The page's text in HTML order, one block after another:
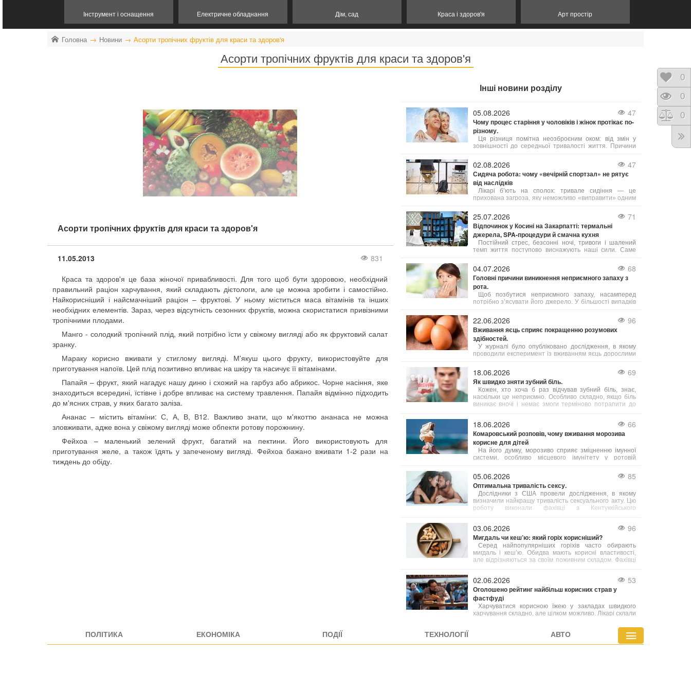
Інструмент і оснащення Електричне обладнання Дім, сад Краса і здоров'я Арт простір
Головна Новини Асорти тропічних фруктів для краси та здоров'я
Асорти тропічних фруктів для краси та здоров'я
Асорти тропічних фруктів для краси та здоров'я
11.05.2013
831
Краса та здоров'я це база жіночої привабливості. Для того щоб бути здоровою, необхідний
правильний раціон харчування, який складають дієтологи, але це можна зробити і самостійно.
Найкорисніший і найсмачніший раціон – фруктові. У ньому міститься маса вітамінів та інших
необхідних елементів. Зараз, через відсутність сезонних фруктів, можна скористатися привізними
тропічними плодами.
Манго - солодкий тропічний плід, який потрібно їсти у свіжому вигляді або як фруктовий салат
зранку.
Мараку корисно вживати у стиглому вигляді. М'якуш цього фрукту, використовуйте для
приготування напоїв. Цей плід позитивно впливає на шкіру та насичує її вітамінами.
Папайя – фрукт, який нагадує нашу диню і схожий на гарбуз або абрикос. Чорне насіння, яке
знаходиться всередині, їстівне і добре впливає на систему травлення. Папайя відмінно підходить
до м'ясних страв, у яких багато заліза.
Ананас – містить вітаміни: С, А, В, В12. Важливо знати, що м'якоттю ананаса не можна
зловживати, адже вона у свіжому вигляді може обпекти ротову порожнину.
Фейхоа – маленький зелений фрукт, багатий на пектини. Його використовують для
приготування желе, а також їдять у запеченому вигляді. Фейхоа бажано вживати 1-2 рази на
тиждень до обіду.
Інші новини розділу
05.08.2026 47
Чому процес старіння у чоловіків і жінок протікає по-
різному.
Ця різниця помітна неозброєним оком: від змін у
зовнішності до середньої тривалості життя. Причини
фоні та навіть у звичках, які суспільство століттями
культивувало у представників обох статей. Давайте
розглянемо, чому це так, і що з цього можна взяти на
замітку.
02.08.2026 47
Сидяча робота: чому «вечірній спортзал» не рятує
від наслідків
Лікарі б’ють на сполох: тривале сидіння — це
прихована загроза, яку неможливо «виправити» одним
ледар» — це людина, яка тренується годину, але
решту 23 години проводить без руху.
25.07.2026 71
Відпочинок у Косині на Закарпатті: термальні
джерела, SPA-процедури й смачна кухня
Постійний стрес, безсонні ночі, тривоги і шалений
темп життя поступово виснажують наші сили. Саме
розслабитись, а й подбати про своє здоров’я. Косино
на Закарпатті — це один із таких кофортних куточків,
де завдяки цілющим термальним водам, сучасним
wellness- і SPA-програмам, а також медичним послугам
можна повністю відновити тіло і розум.
04.07.2026 68
Головні причини виникнення неприємного запаху з
рота.
Щоб позбутися неприємного запаху, насамперед
потрібно з’ясувати його джерело. У більшості випадків
мешкають на язиці і в гортані, які продукують леткі
сполуки з різким запахом.
22.06.2026 96
Вживання яєць сприяє покращенню розумових
здібностей.
У журналі було опубліковано дослідження, в якому
проводили експеримент із вживанням яєць дорослими
що їжа з яйцями допомагає підвищити інтелект,
зокрема покращуючи виконавчі когнітивні функції.
18.06.2026 69
Як швидко зняти зубний біль.
Кожен, хто хоча б раз відчував зубний біль, знає,
наскільки це неприємно. Особливо складно, якщо біль
виникає вночі і немає змоги терміново потрапити до
18.06.2026 66
Комаровський розповів, чому вживання морозива
корисне для дітей
На його думку, морозиво сприяє зміцненню імунної
системи, особливо місцевого імунітету у ротовій
підкреслює, що одне споживання морозива на місяць
не принесе бажаного ефекту — необхідна постійність
у вживанні.
05.06.2026 85
Оптимальна тривалість сексу.
Дослідники з США провели дослідження, в якому
визначили найкращу тривалість сексуального акту. Цю
роботу виконали фахівці з Кентуккійського
03.06.2026 96
Мигдаль чи кеш’ю: який горіх корисніший?
Серед найпопулярніших горіхів часто обирають
мигдаль і кеш’ю. Обидва мають корисні властивості,
але відрізняються за своїм поживним складом. Фахівці
02.06.2026 53
Оголошено рейтинг найбільш корисних страв у
фастфуді
Харчуватися корисною їжею у закладах швидкого
харчування складно, але цілком можливо. Лікарі склали
містять менше калорій або багатіші на вітаміни й
мінерали порівняно з іншими стравами меню.
ПОЛІТИКА ЕКОНОМІКА ПОДІЇ ТЕХНОЛОГІЇ АВТО
0
0
0